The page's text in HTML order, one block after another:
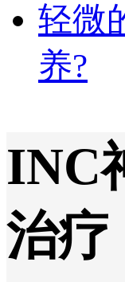
轻微
养?
INC
治疗